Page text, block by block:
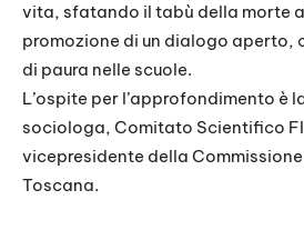
vita, sfatando il tabù della morte
promozione di un dialogo aperto,
di paura nelle scuole.
L’ospite per l’approfondimento è
sociologa, Comitato Scientifico
vicepresidente della
Toscana.